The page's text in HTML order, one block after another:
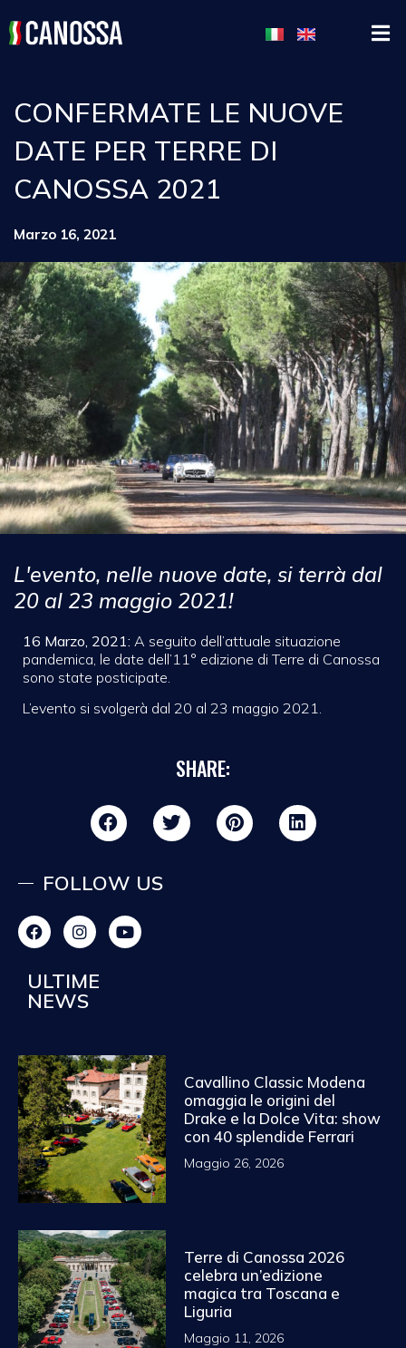
CONFERMATE LE NUOVE
DATE PER TERRE DI
CANOSSA 2021
Marzo 16, 2021
L'evento, nelle nuove date, si terrà dal
20 al 23 maggio 2021!
16 Marzo, 2021: A seguito dell’attuale situazione
pandemica, le date dell’11° edizione di Terre di Canossa
sono state posticipate.
L’evento si svolgerà dal 20 al 23 maggio 2021.
SHARE:
FOLLOW US
ULTIME
NEWS
Cavallino Classic Modena
omaggia le origini del
Drake e la Dolce Vita: show
con 40 splendide Ferrari
Maggio 26, 2026
Terre di Canossa 2026
celebra un’edizione
magica tra Toscana e
Liguria
Maggio 11, 2026